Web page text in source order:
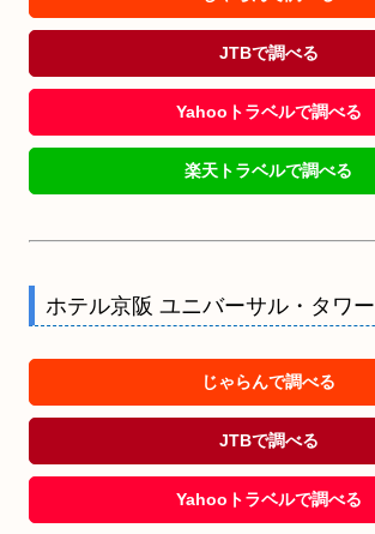
JTBで調べる
Yahooトラベルで調べる
楽天トラベルで調べる
ホテル京阪 ユニバーサル・タワー
じゃらんで調べる
JTBで調べる
Yahooトラベルで調べる